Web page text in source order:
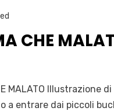
CHE
MALATO Illustrazione
a entrare dai piccoli